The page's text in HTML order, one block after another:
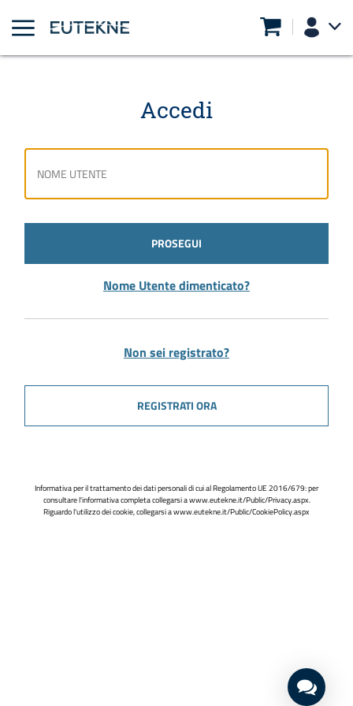
Accedi
PROSEGUI
Nome Utente dimenticato?
Non sei registrato?
REGISTRATI ORA
Informativa per il trattamento dei dati personali di cui al Regolamento UE 2016/679: per
consultare l'informativa completa collegarsi awww.eutekne.it/Public/Privacy.aspx.
Riguardo l'utilizzo dei cookie, collegarsi awww.eutekne.it/Public/CookiePolicy.aspx